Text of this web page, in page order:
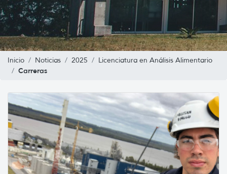
Inicio Noticias 2025 Licenciatura en Análisis Alimentario
Carreras